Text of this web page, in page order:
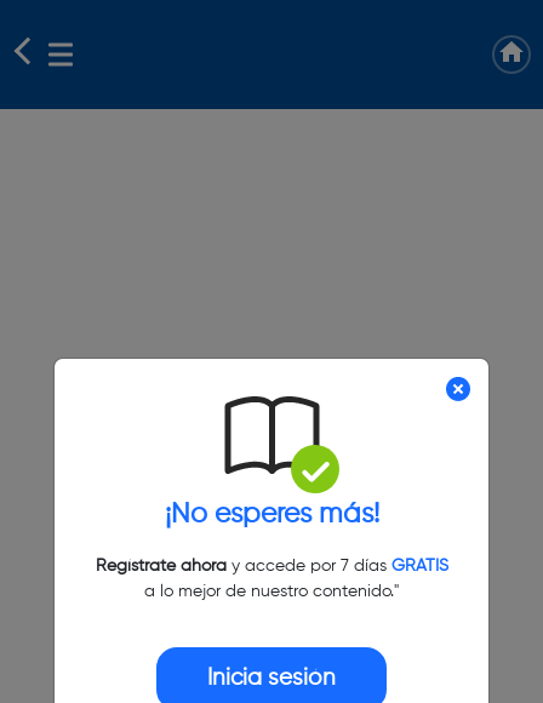
¡No esperes más!
Regístrate ahoray accede por 7 días GRATIS
a lo mejor de nuestro contenido."
Inicia sesión